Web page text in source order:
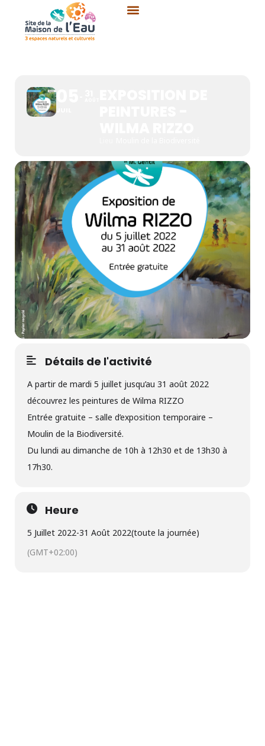
contenu
05
JUIL
Détails de l'activité
A partir de mardi 5 juillet jusqu’au 31 août 2022
découvrez les peintures de Wilma RIZZO
Entrée gratuite – salle d’exposition temporaire –
Moulin de la Biodiversité.
Du lundi au dimanche de 10h à 12h30 et de 13h30 à
17h30.
Heure
5 Juillet 2022-31 Août 2022(toute la journée)
(GMT+02:00)